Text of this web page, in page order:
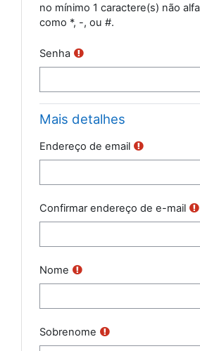
no mínimo 1 caractere(s) não
como *, -, ou #.
Senha
Mais detalhes
Endereço de email
Confirmar endereço de e-mail
Nome
Sobrenome